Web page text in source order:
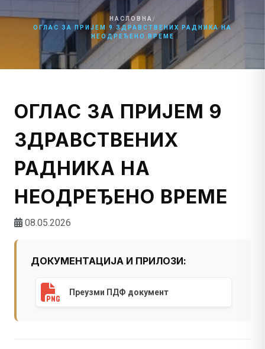
НАСЛОВНА /
ОГЛАС ЗА ПРИЈЕМ 9 ЗДРАВСТВЕНИХ РАДНИКА НА
НЕОДРЕЂЕНО ВРЕМЕ
ОГЛАС ЗА ПРИЈЕМ 9
ЗДРАВСТВЕНИХ
РАДНИКА НА
НЕОДРЕЂЕНО ВРЕМЕ
08.05.2026
ДОКУМЕНТАЦИЈА И ПРИЛОЗИ:
Преузми ПДФ документ